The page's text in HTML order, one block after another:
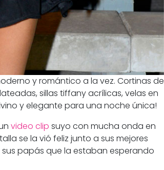
y romántico a la vez. Cortinas de
sillas tiffany acrílicas, velas en
y elegante para una noche única!
video clip suyo con mucha onda en
se la vió feliz junto a sus mejores
papás que la estaban esperando